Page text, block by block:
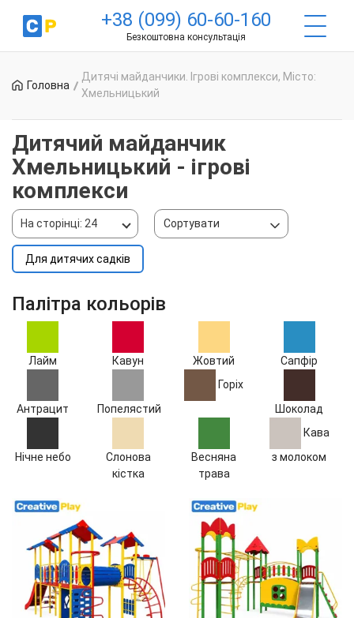
+38 (099) 60-60-160
Безкоштовна консультація
Головна
Дитячі майданчики. Ігрові комплекси, Місто:
Хмельницький
Дитячий майданчик
Хмельницький - ігрові
комплекси
На сторінці: 24 Сортувати
Для дитячих садків
Палітра кольорів
Лайм Кавун Жовтий Сапфір
Антрацит Попелястий
Горіх
Шоколад
Нічне небо
Слонова
кістка
Весняна
трава
Кава
з молоком